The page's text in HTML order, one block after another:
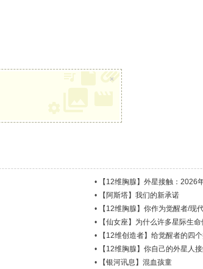
×
•
【12维胸腺】外星接触：
•
【阿斯塔】我们的新承诺
•
【12维胸腺】你作为觉醒者/现
•
【仙女座】为什么许多星际生
•
【12维创造者】给觉醒者的四
•
【12维胸腺】你自己的外星人
• 【银河讯息】混血孩童